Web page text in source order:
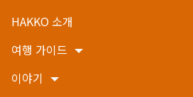
HAKKO 소개
여행 가이드
이야기